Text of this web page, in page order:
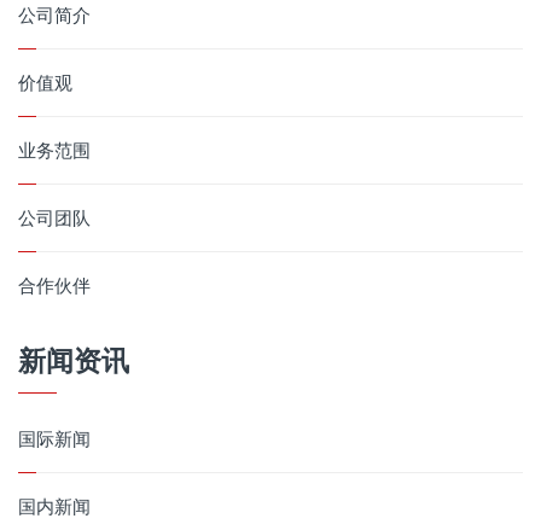
公司简介
价值观
业务范围
公司团队
合作伙伴
新闻资讯
国际新闻
国内新闻